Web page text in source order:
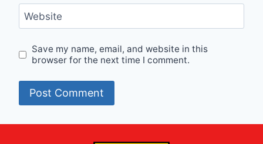
Website
Save my name, email, and website in this
browser for the next time I comment.